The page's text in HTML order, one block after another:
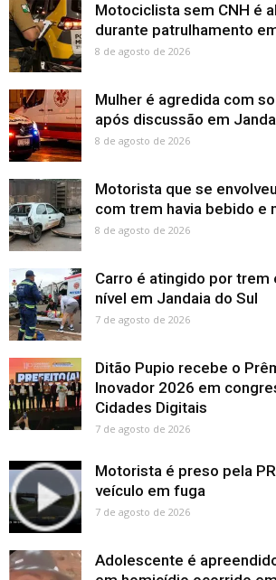
Motociclista sem CNH é
durante patrulhamento
8 de agosto de 2026
Mulher é agredida com
após discussão em
8 de agosto de 2026
Motorista que se
com trem havia bebido e
8 de agosto de 2026
Carro é atingido por trem
nível em Jandaia do Sul
7 de agosto de 2026
Ditão Pupio recebe o
Inovador 2026 em
Cidades Digitais
7 de agosto de 2026
Motorista é preso pela
veículo em fuga
7 de agosto de 2026
Adolescente é